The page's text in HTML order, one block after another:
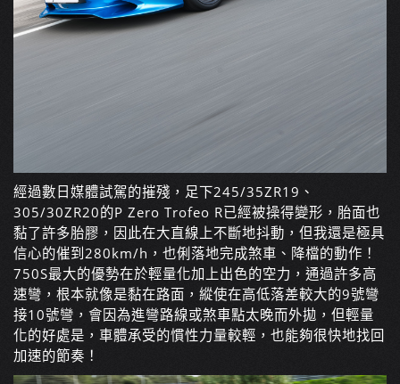
經過數日媒體試駕的摧殘，足下245/35ZR19、
305/30ZR20的P Zero Trofeo R已經被操得變形，胎面也
黏了許多胎膠，因此在大直線上不斷地抖動，但我還是極具
信心的催到280km/h，也俐落地完成煞車、降檔的動作！
750S最大的優勢在於輕量化加上出色的空力，通過許多高
速彎，根本就像是黏在路面，縱使在高低落差較大的9號彎
接10號彎，會因為進彎路線或煞車點太晚而外拋，但輕量
化的好處是，車體承受的慣性力量較輕，也能夠很快地找回
加速的節奏！